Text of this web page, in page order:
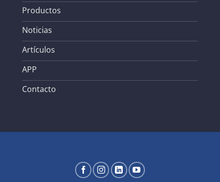
Productos
Noticias
Artículos
APP
Contacto